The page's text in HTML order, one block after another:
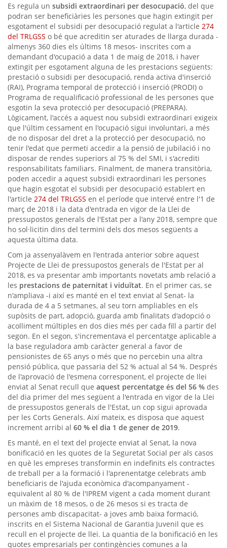
Es regula un subsidi extraordinari per desocupació, del que
podran ser beneficiàries les persones que hagin extingit per
esgotament el subsidi per desocupació regulat a l'article 274
del TRLGSS o bé que acreditin ser aturades de llarga durada -
almenys 360 dies els últims 18 mesos- inscrites com a
demandant d'ocupació a data 1 de maig de 2018, i haver
extingit per esgotament alguna de les prestacions següents:
prestació o subsidi per desocupació, renda activa d'inserció
(RAI), Programa temporal de protecció i inserció (PRODI) o
Programa de requalificació professional de les persones que
esgotin la seva protecció per desocupació (PREPARA).
Lògicament, l'accés a aquest nou subsidi extraordinari exigeix
que l'últim cessament en l'ocupació sigui involuntari, a més
de no disposar del dret a la protecció per desocupació, no
tenir l'edat que permeti accedir a la pensió de jubilació i no
disposar de rendes superiors al 75 % del SMI, i s'acrediti
responsabilitats familiars. Finalment, de manera transitòria,
poden accedir a aquest subsidi extraordinari les persones
que hagin esgotat el subsidi per desocupació establert en
l'article 274 del TRLGSS en el període que intervé entre l'1 de
març de 2018 i la data d'entrada en vigor de la Llei de
pressupostos generals de l'Estat per a l'any 2018, sempre que
ho sol·licitin dins del termini dels dos mesos següents a
aquesta última data.
Com ja assenyalàvem en l'entrada anterior sobre aquest
Projecte de Llei de pressupostos generals de l'Estat per al
2018, es va presentar amb importants novetats amb relació a
les prestacions de paternitat i viduïtat. En el primer cas, se
n'ampliava -i així es manté en el text enviat al Senat- la
durada de 4 a 5 setmanes, al seu torn ampliables en els
supòsits de part, adopció, guarda amb finalitats d'adopció o
acolliment múltiples en dos dies més per cada fill a partir del
segon. En el segon, s'incrementava el percentatge aplicable a
la base reguladora amb caràcter general a favor de
pensionistes de 65 anys o més que no percebin una altra
pensió pública, que passaria del 52 % actual al 54 %. Després
de l'aprovació de l'esmena corresponent, el projecte de llei
enviat al Senat recull que aquest percentatge és del 56 % des
del dia primer del mes següent a l'entrada en vigor de la Llei
de pressupostos generals de l'Estat, un cop sigui aprovada
per les Corts Generals. Així mateix, es disposa que aquest
increment arribi al 60 % el dia 1 de gener de 2019.
Es manté, en el text del projecte enviat al Senat, la nova
bonificació en les quotes de la Seguretat Social per als casos
en què les empreses transformin en indefinits els contractes
de treball per a la formació i l'aprenentatge celebrats amb
beneficiaris de l'ajuda econòmica d'acompanyament -
equivalent al 80 % de l'IPREM vigent a cada moment durant
un màxim de 18 mesos, o de 26 mesos si es tracta de
persones amb discapacitat- a joves amb baixa formació,
inscrits en el Sistema Nacional de Garantia Juvenil que es
recull en el projecte de llei. La quantia de la bonificació en les
quotes empresarials per contingències comunes a la